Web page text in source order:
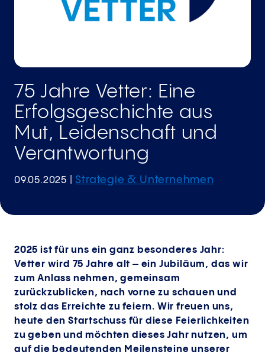
75 Jahre Vetter: Eine
Erfolgsgeschichte aus
Mut, Leidenschaft und
Verantwortung
09.05.2025 |Strategie & Unternehmen
2025 ist für uns ein ganz besonderes Jahr:
Vetter wird 75 Jahre alt – ein Jubiläum, das wir
zum Anlass nehmen, gemeinsam
zurückzublicken, nach vorne zu schauen und
stolz das Erreichte zu feiern. Wir freuen uns,
heute den Startschuss für diese Feierlichkeiten
zu geben und möchten dieses Jahr nutzen, um
auf die bedeutenden Meilensteine unserer